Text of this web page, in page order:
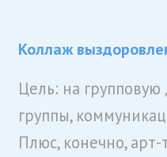
Коллаж
Цель: на
группы,
Плюс, конечно, арт-